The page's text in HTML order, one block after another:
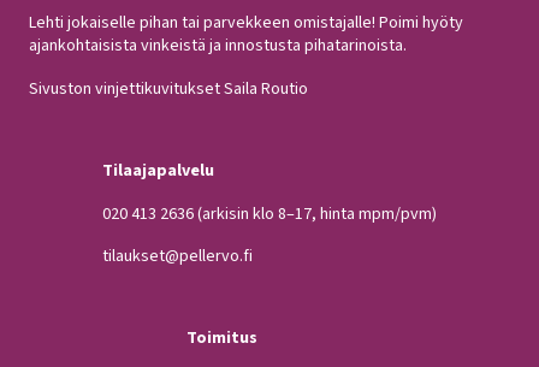
Lehti jokaiselle pihan tai parvekkeen omistajalle! Poimi hyöty
ajankohtaisista vinkeistä ja innostusta pihatarinoista.
Sivuston vinjettikuvitukset Saila Routio
Tilaajapalvelu
020 413 2636(arkisin klo 8–17, hinta mpm/pvm)
tilaukset@pellervo.fi
Toimitus